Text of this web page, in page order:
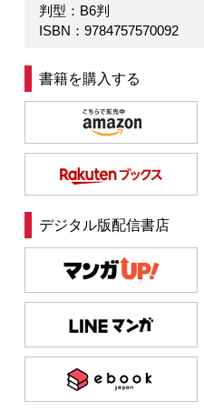
判型：B6判
ISBN：9784757570092
書籍を購入する
デジタル版配信書店